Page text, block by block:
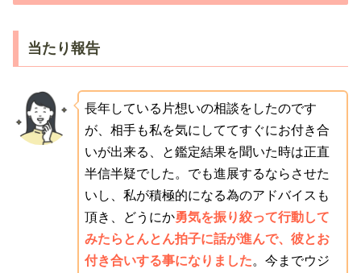
当たり報告
長年している片想いの相談をしたのです
が、相手も私を気にしててすぐにお付き合
いが出来る、と鑑定結果を聞いた時は正直
半信半疑でした。でも進展するならさせた
いし、私が積極的になる為のアドバイスも
頂き、どうにか勇気を振り絞って行動して
みたらとんとん拍子に話が進んで、彼とお
付き合いする事になりました。今までウジ